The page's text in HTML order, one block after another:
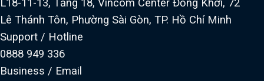
L18-11-13, Tầng 18, Vincom Center Đồng Khởi, 72
Lê Thánh Tôn, Phường Sài Gòn, TP. Hồ Chí Minh
Support / Hotline
0888 949 336
Business / Email